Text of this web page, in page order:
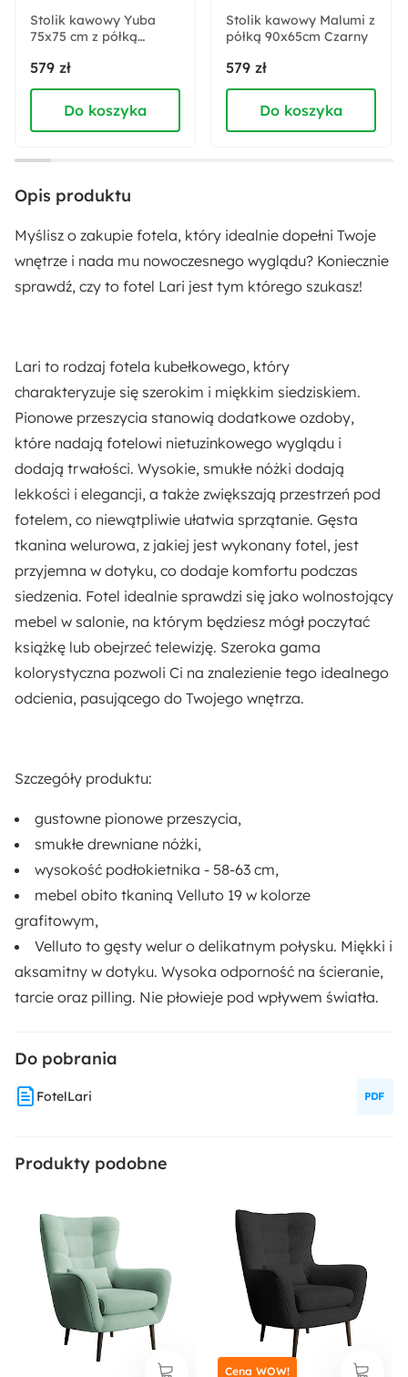
Wysokość:
100 cm
Głębokość:
78 cm
Szerokość:
76 cm
Wysokość nóżek:
5 cm
46 cm
Głębokość siedziska:
54 cm
Szerokość siedziska:
53 cm
Styl:
Nowoczesny
Ilość paczek:
1
Długość:
Materiał:
Welur
Stolik kawowy Yuba
75x75 cm z półką
579 zł
Do koszyka
Stolik kawowy Malumi z
półką 90x65cm Czarny
579 zł
Do koszyka
Opis produktu
Myślisz o zakupie fotela, który idealnie dopełni Twoje
wnętrze i nada mu nowoczesnego wyglądu? Koniecznie
sprawdź, czy to fotel Lari jest tym którego szukasz!
Lari to rodzaj fotela kubełkowego, który
charakteryzuje się szerokim i miękkim siedziskiem.
Pionowe przeszycia stanowią dodatkowe ozdoby,
które nadają fotelowi nietuzinkowego wyglądu i
dodają trwałości. Wysokie, smukłe nóżki dodają
lekkości i elegancji, a także zwiększają przestrzeń pod
fotelem, co niewątpliwie ułatwia sprzątanie. Gęsta
tkanina welurowa, z jakiej jest wykonany fotel, jest
przyjemna w dotyku, co dodaje komfortu podczas
siedzenia. Fotel idealnie sprawdzi się jako wolnostojący
mebel w salonie, na którym będziesz mógł poczytać
książkę lub obejrzeć telewizję. Szeroka gama
kolorystyczna pozwoli Ci na znalezienie tego idealnego
odcienia, pasującego do Twojego wnętrza.
Szczegóły produktu:
gustowne pionowe przeszycia,
smukłe drewniane nóżki,
wysokość podłokietnika - 58-63 cm,
mebel obito tkaniną Velluto 19 w kolorze
grafitowym,
Velluto to gęsty welur o delikatnym połysku. Miękki i
aksamitny w dotyku. Wysoka odporność na ścieranie,
tarcie oraz pilling. Nie płowieje pod wpływem światła.
Do pobrania
FotelLari
Produkty podobne
Cena WOW!